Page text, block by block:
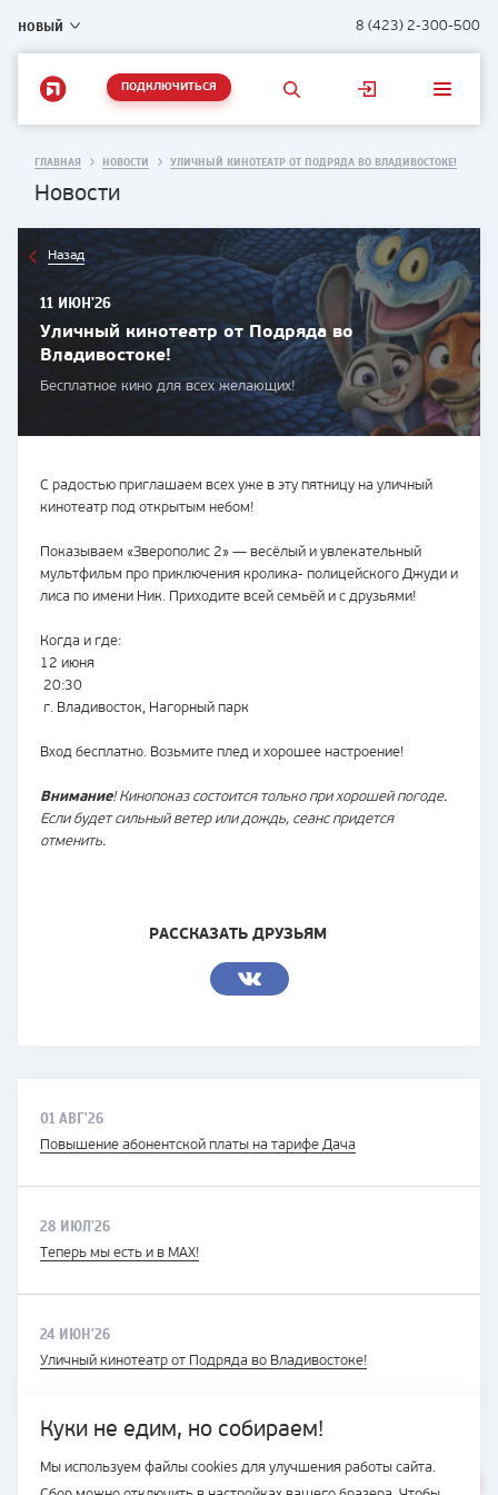
НОВЫЙ 8 (423) 2-300-500
ПОДКЛЮЧИТЬСЯ
Куки не едим, но собираем!
Мы используем файлы cookies для улучшения работы сайта.
ГЛАВНАЯ НОВОСТИ УЛИЧНЫЙ КИНОТЕАТР ОТ ПОДРЯДА ВО ВЛАДИВОСТОКЕ!
Новости
Назад
11 ИЮН'26
Уличный кинотеатр от Подряда во
Владивостоке!
Бесплатное кино для всех желающих!
С радостью приглашаем всех уже в эту пятницу на уличный
кинотеатр под открытым небом!
Показываем «Зверополис 2» — весёлый и увлекательный
мультфильм про приключения кролика- полицейского Джуди и
лиса по имени Ник. Приходите всей семьёй и с друзьями!
Когда и где:
12 июня
20:30
г. Владивосток, Нагорный парк
Вход бесплатно. Возьмите плед и хорошее настроение!
Внимание! Кинопоказ состоится только при хорошей погоде.
Если будет сильный ветер или дождь, сеанс придется
отменить.
РАССКАЗАТЬ ДРУЗЬЯМ
01 АВГ'26
Повышение абонентской платы на тарифе Дача
28 ИЮЛ'26
Теперь мы есть и в MAX!
24 ИЮН'26
Уличный кинотеатр от Подряда во Владивостоке!